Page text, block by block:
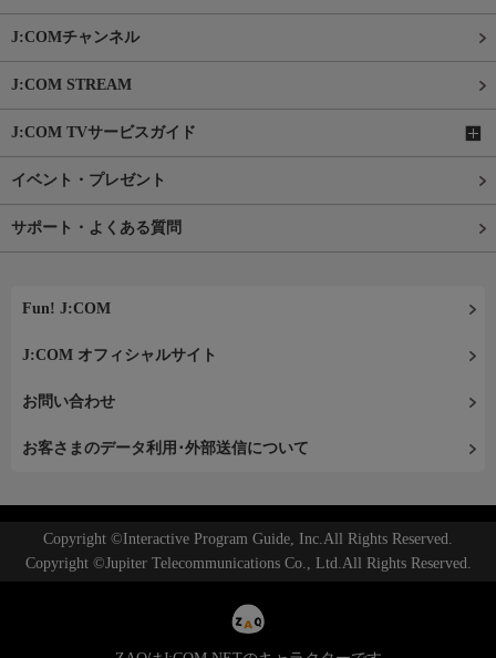
J:COMチャンネル
J:COM STREAM
J:COM TVサービスガイド
イベント・プレゼント
サポート・よくある質問
Fun! J:COM
J:COM オフィシャルサイト
お問い合わせ
お客さまのデータ利用･外部送信について
Copyright ©Interactive Program Guide, Inc.All Rights Reserved.
Copyright ©Jupiter Telecommunications Co., Ltd.All Rights Reserved.